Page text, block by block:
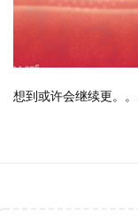
想到或许会继续更。